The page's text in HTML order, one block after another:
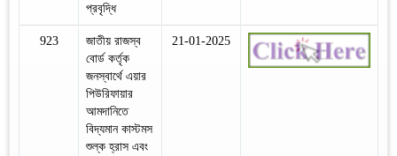
প্রবৃদ্ধি
923
জাতীয় রাজস্ব
বোর্ড কর্তৃক
জনস্বার্থে এয়ার
পিউরিফায়ার
আমদানিতে
বিদ্যমান কাস্টমস
শুল্ক হ্রাস এবং
21-01-2025